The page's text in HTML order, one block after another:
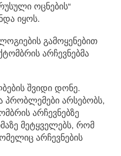
ოცნების“
იყოს.
გამოყენებით
არჩევნებმა
შვიდი დონე.
პრობლემები არსებობს,
არჩევნებზე
მეტყველებს, რომ
არჩევნების